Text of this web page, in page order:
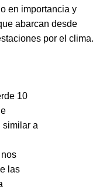
en importancia y
abarcan desde
por el clima.
10
similar a
las